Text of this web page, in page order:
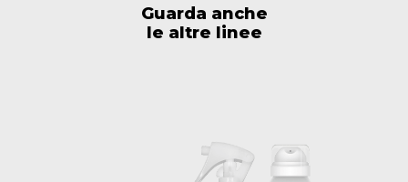
Guarda anche
le altre linee